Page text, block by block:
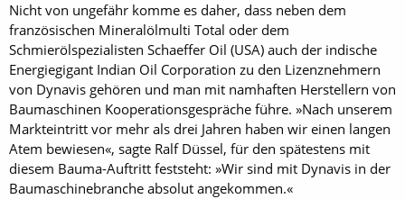
Nicht von ungefähr komme es daher, dass neben dem
französischen Mineralölmulti Total oder dem
Schmierölspezialisten Schaeffer Oil (USA) auch der indische
Energiegigant Indian Oil Corporation zu den Lizenznehmern
von Dynavis gehören und man mit namhaften Herstellern von
Baumaschinen Kooperationsgespräche führe. »Nach unserem
Markteintritt vor mehr als drei Jahren haben wir einen langen
Atem bewiesen«, sagte Ralf Düssel, für den spätestens mit
diesem Bauma-Auftritt feststeht: »Wir sind mit Dynavis in der
Baumaschinebranche absolut angekommen.«